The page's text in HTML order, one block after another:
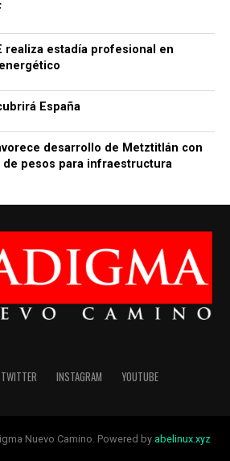
realiza estadía profesional en
España
desarrollo de Metztitlán con
de pesos para infraestructura
TWITTER INSTAGRAM YOUTUBE
Nuevo Camino. Powered by abelinux.xyz
X